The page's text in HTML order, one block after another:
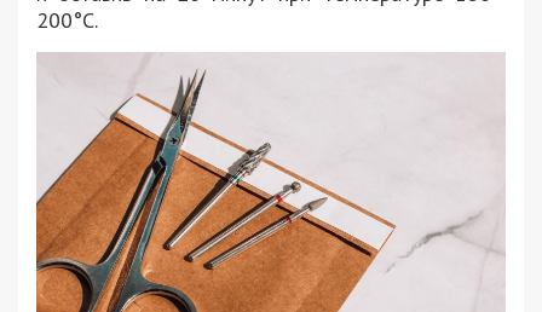
200°С.